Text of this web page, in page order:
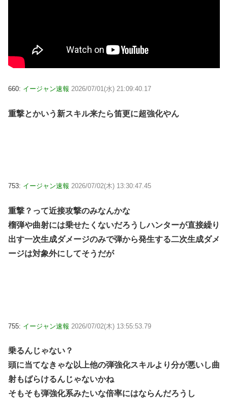
660: イージャン速報 2026/07/01(水) 21:09:40.17
重撃とかいう新スキル来たら笛更に超強化やん
753: イージャン速報 2026/07/02(木) 13:30:47.45
重撃？って近接攻撃のみなんかな
榴弾や曲射には乗せたくないだろうしハンターが直接繰り
出す一次生成ダメージのみで弾から発生する二次生成ダメ
ージは対象外にしてそうだが
755: イージャン速報 2026/07/02(木) 13:55:53.79
乗るんじゃない？
頭に当てなきゃな以上他の弾強化スキルより分が悪いし曲
射もばらけるんじゃないかね
そもそも弾強化系みたいな倍率にはならんだろうし